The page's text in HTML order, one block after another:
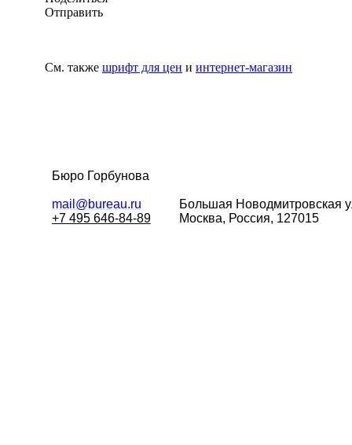
Отправить
См. также шрифт для цен и интернет-магазин
Бюро Горбунова
mail@bureau.ru
+7 495 646-84-89
Большая Новодмитровская
Москва, Россия, 127015